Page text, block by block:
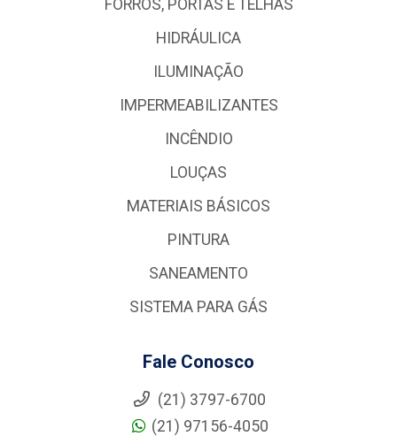
FORROS, PORTAS E TELHAS
HIDRÁULICA
ILUMINAÇÃO
IMPERMEABILIZANTES
INCÊNDIO
LOUÇAS
MATERIAIS BÁSICOS
PINTURA
SANEAMENTO
SISTEMA PARA GÁS
Fale Conosco
(21) 3797-6700
(21) 97156-4050